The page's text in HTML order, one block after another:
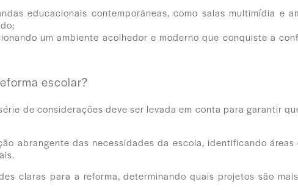
educacionais contemporâneas, como salas multimídia e
um ambiente acolhedor e moderno que conquiste a
escolar?
de considerações deve ser levada em conta para garantir
abrangente das necessidades da escola, identificando áreas
claras para a reforma, determinando quais projetos são